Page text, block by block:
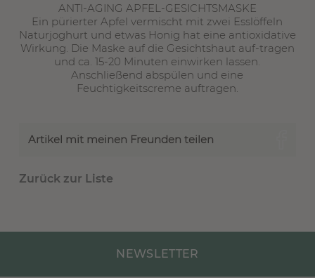
ANTI-AGING APFEL-GESICHTSMASKE
Ein pürierter Apfel vermischt mit zwei Esslöffeln
Naturjoghurt und etwas Honig hat eine antioxidative
Wirkung. Die Maske auf die Gesichtshaut auf-tragen
und ca. 15-20 Minuten einwirken lassen.
Anschließend abspülen und eine
Feuchtigkeitscreme auftragen.
Artikel mit meinen Freunden teilen
Zurück zur Liste
NEWSLETTER